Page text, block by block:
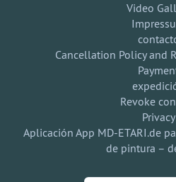
Video
Cancellation Policy and
Revoke
Privacy
Aplicación App MD-ETARI.de
de pintura –